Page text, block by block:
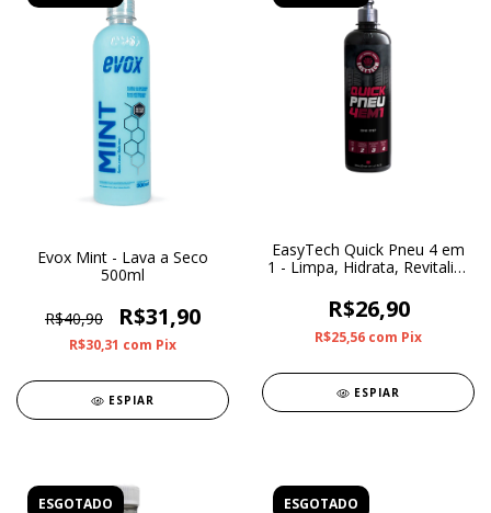
Evox Mint - Lava a Seco
500ml
R$40,90 R$31,90
R$30,31 com Pix
ESPIAR
EasyTech Quick Pneu 4 em
1 - Limpa, Hidrata, Revitaliza
R$26,90
R$25,56 com Pix
ESPIAR
ESGOTADO ESGOTADO